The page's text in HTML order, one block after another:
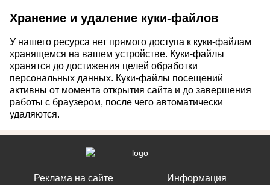
Хранение и удаление куки-файлов
У нашего ресурса нет прямого доступа к куки-файлам
хранящемся на вашем устройстве. Куки-файлы
хранятся до достижения целей обработки
персональных данных. Куки-файлы посещений
активны от момента открытия сайта и до завершения
работы с браузером, после чего автоматически
удаляются.
Реклама на сайте Информация